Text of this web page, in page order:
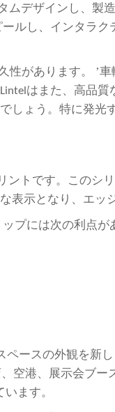
ムデザインし、製
ルし、インタラ
性があります。 ’車
はまた、高品質
しょう。特に発光
ントです。このシ
示となり、エッ
プには次の利点が
ースの外観を新
空港、展示会ブ
ます。